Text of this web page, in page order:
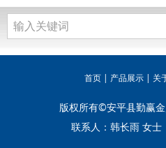
首页| 产品展示| 关
版权所有©安平县勤赢
联系人：韩长雨 女